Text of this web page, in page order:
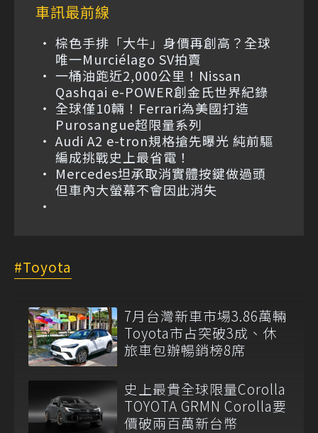
車訊最前線
棕色手排「大牛」身價再創高？全球
唯一Murciélago SV拍賣
一桶油跑近2,000公里！Nissan
Qashqai e-POWER創金氏世界紀錄
全球僅10輛！Ferrari為美國打造
Purosangue超限量系列
Audi A2 e-tron規格搶先曝光 純前驅
編成挑戰史上最省電！
Mercedes坦承取消實體按鍵做過頭
但車內大螢幕不會因此消失
Toyota
7月台灣新車市場3.86萬輛
Toyota市占突破3成、休
旅車包辦暢銷榜8席
史上最貴全球限量Corolla
TOYOTA GRMN Corolla要
價破兩百萬新台幣